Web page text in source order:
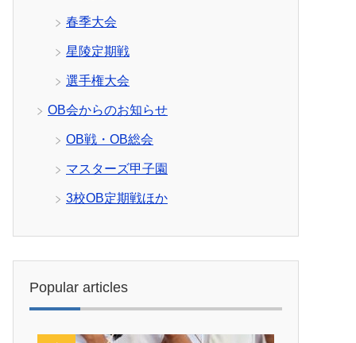
春季大会
星陵定期戦
選手権大会
OB会からのお知らせ
OB戦・OB総会
マスターズ甲子園
3校OB定期戦ほか
Popular articles